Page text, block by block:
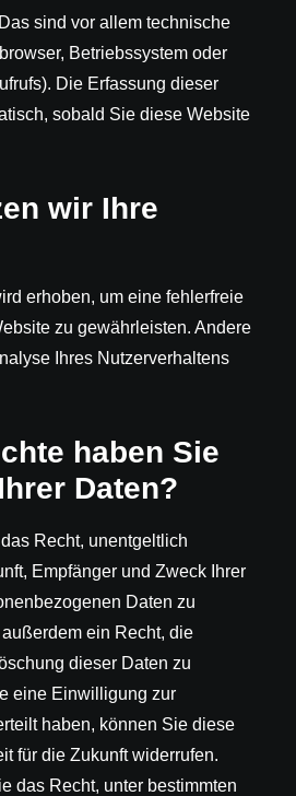
sind vor allem technische
Betriebssystem oder
Die Erfassung dieser
sobald Sie diese Website
wir Ihre
erhoben, um eine fehlerfreie
zu gewährleisten. Andere
Ihres Nutzerverhaltens
haben Sie
Daten?
Recht, unentgeltlich
Empfänger und Zweck Ihrer
Daten zu
ein Recht, die
dieser Daten zu
eine Einwilligung zur
haben, können Sie diese
für die Zukunft widerrufen.
das Recht, unter bestimmten